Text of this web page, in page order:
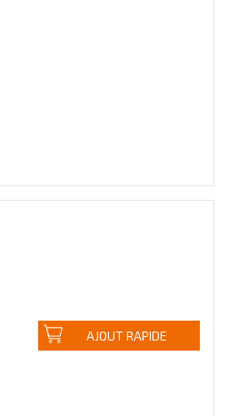
AJOUT RAPIDE